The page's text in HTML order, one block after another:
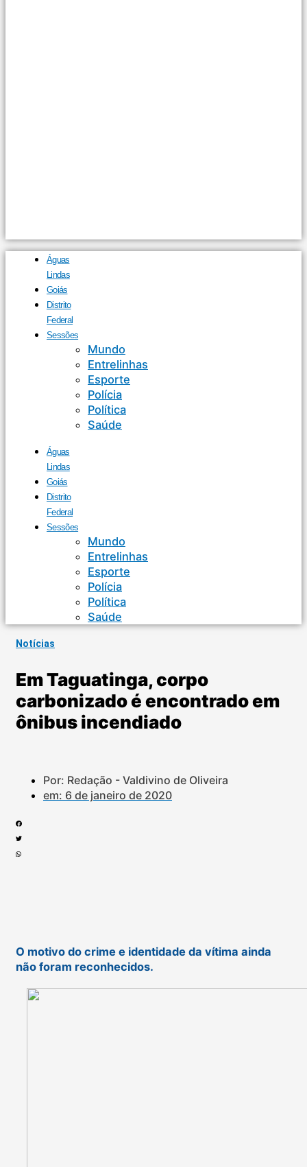
Águas
Lindas
Goiás
Distrito
Federal
Sessões
Mundo
Entrelinhas
Esporte
Polícia
Política
Saúde
Águas
Lindas
Goiás
Distrito
Federal
Sessões
Mundo
Entrelinhas
Esporte
Polícia
Política
Saúde
Notícias
Em Taguatinga, corpo
carbonizado é encontrado em
ônibus incendiado
Por: Redação - Valdivino de Oliveira
em: 6 de janeiro de 2020
O motivo do crime e identidade da vítima ainda
não foram reconhecidos.